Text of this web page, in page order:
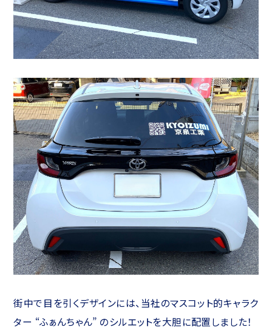
街中で目を引くデザインには、当社のマスコット的キャラク
ター “ふぁんちゃん” のシルエットを大胆に配置しました！